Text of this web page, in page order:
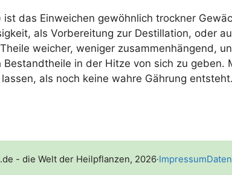
ist das Ein­wei­chen gewöhn­lich trock­ner
als Vor­be­rei­tung zur Destil­la­ti­on, oder
wei­cher, weni­ger zusam­men­hän­gend,
in der Hit­ze von sich zu geben.
als noch kei­ne wah­re Gäh­rung entsteht.
- die Welt der Heilpflanzen, 2026·Impressum